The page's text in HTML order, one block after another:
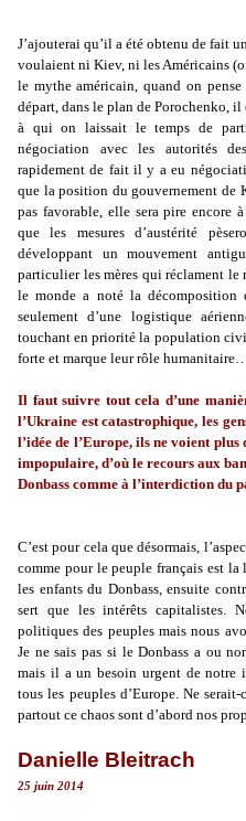
J’ajouterai qu’il a été obtenu de fait
voulaient ni Kiev, ni les Américains
le mythe américain, quand on
départ, dans le plan de Porochenko,
à qui on laissait le temps de
négociation avec les autorités
rapidement de fait il y a eu
que la position du gouvernement de
pas favorable, elle sera pire encore
que les mesures d’austérité
développant un mouvement
particulier les mères qui réclament le
le monde a noté la décomposition
seulement d’une logistique
touchant en priorité la population
forte et marque leur rôle
Il faut suivre tout cela d’une
l’Ukraine est catastrophique, les
l’idée de l’Europe, ils ne voient
impopulaire, d’où le recours aux
Donbass comme à l’interdiction du
C’est pour cela que désormais,
comme pour le peuple français est
les enfants du Donbass, ensuite
sert que les intérêts capitalistes.
politiques des peuples mais nous
Je ne sais pas si le Donbass a ou
mais il a un besoin urgent de notre
tous les peuples d’Europe. Ne
partout ce chaos sont d’abord nos
Danielle Bleitrach
25 juin 2014